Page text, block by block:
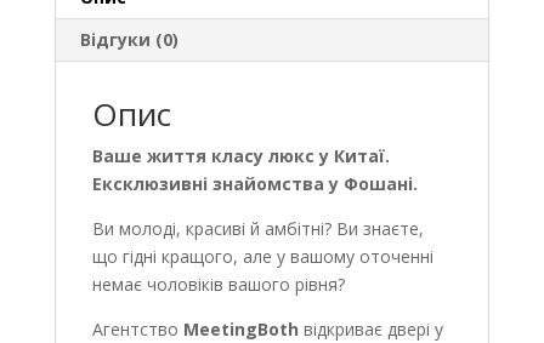
Відгуки (0)
Опис
Ваше життя класу люкс у Китаї.
Ексклюзивні знайомства у Фошані.
Ви молоді, красиві й амбітні? Ви знаєте,
що гідні кращого, але у вашому оточенні
немає чоловіків вашого рівня?
Агентство MeetingBoth відкриває двері у